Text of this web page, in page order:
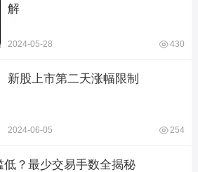
解
2024-05-28 430
新股上市第二天涨幅限制
2024-06-05 254
低？最少交易手数全揭秘